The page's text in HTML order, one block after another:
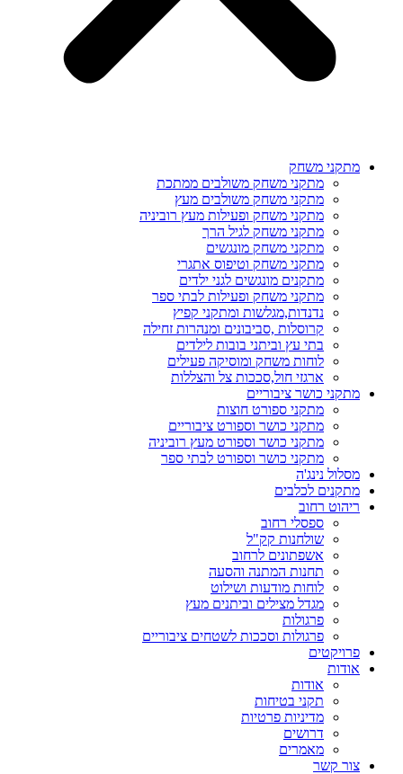
מתקני משחק
מתקני משחק משולבים ממתכת
מתקני משחק משולבים מעץ
מתקני משחק ופעילות מעץ רוביניה
מתקני משחק לגיל הרך
מתקני משחק מונגשים
מתקני משחק וטיפוס אתגרי
מתקנים מונגשים לגני ילדים
מתקני משחק ופעילות לבתי ספר
נדנדות,מגלשות ומתקני קפיץ
קרוסלות ,סביבונים ומנהרות זחילה
בתי עץ וביתני בובות לילדים
לוחות משחק ומוסיקה פעילים
ארגזי חול,סככות צל והצללות
מתקני כושר ציבוריים
מתקני ספורט חוצות
מתקני כושר וספורט ציבוריים
מתקני כושר וספורט מעץ רוביניה
מתקני כושר וספורט לבתי ספר
מסלול נינג'ה
מתקנים לכלבים
ריהוט רחוב
ספסלי רחוב
שולחנות קק"ל
אשפתונים לרחוב
תחנות המתנה והסעה
לוחות מודעות ושילוט
מגדל מצילים וביתנים מעץ
פרגולות
פרגולות וסככות לשטחים ציבוריים
פרויקטים
אודות
אודות
תקני בטיחות
מדיניות פרטיות
דרושים
מאמרים
צור קשר